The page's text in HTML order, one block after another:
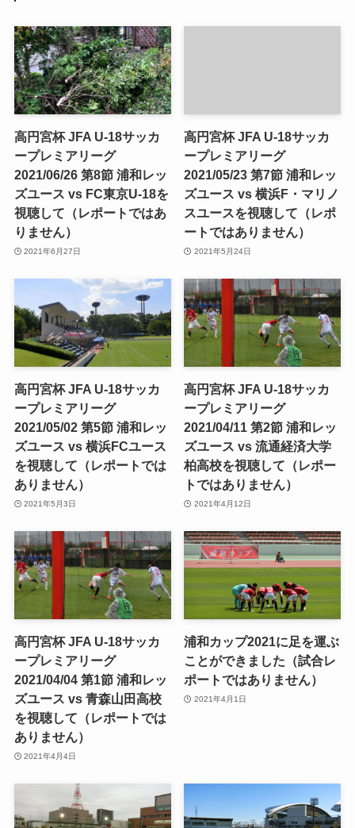
高円宮杯 JFA U-18サッカ
ープレミアリーグ
2021/06/26 第8節 浦和レッ
ズユース vs FC東京U-18を
視聴して（レポートではあ
りません）
2021年6月27日
高円宮杯 JFA U-18サッカ
ープレミアリーグ
2021/05/23 第7節 浦和レッ
ズユース vs 横浜F・マリノ
スユースを視聴して（レポ
ートではありません）
2021年5月24日
高円宮杯 JFA U-18サッカ
ープレミアリーグ
2021/05/02 第5節 浦和レッ
ズユース vs 横浜FCユース
を視聴して（レポートでは
ありません）
2021年5月3日
高円宮杯 JFA U-18サッカ
ープレミアリーグ
2021/04/11 第2節 浦和レッ
ズユース vs 流通経済大学
柏高校を視聴して（レポー
トではありません）
2021年4月12日
高円宮杯 JFA U-18サッカ
ープレミアリーグ
2021/04/04 第1節 浦和レッ
ズユース vs 青森山田高校
を視聴して（レポートでは
ありません）
2021年4月4日
浦和カップ2021に足を運ぶ
ことができました（試合レ
ポートではありません）
2021年4月1日